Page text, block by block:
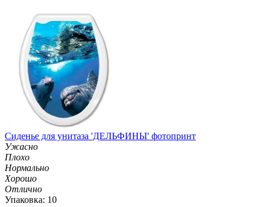
Сиденье для унитаза 'ДЕЛЬФИНЫ' фотопринт
Ужасно
Плохо
Нормально
Хорошо
Отлично
Упаковка: 10